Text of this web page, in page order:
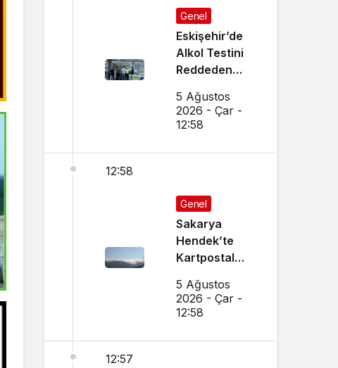
Genel
Eskişehir’de
Alkol Testini
Reddeden
Sürücüye 390
Bin TL Ceza
5 Ağustos
2026 - Çar -
12:58
12:58
Genel
Sakarya
Hendek’te
Kartpostal
Büyüledi
5 Ağustos
2026 - Çar -
12:58
12:57